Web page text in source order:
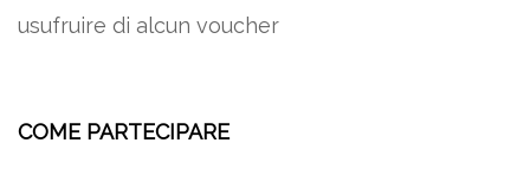
usufruire di alcun voucher
COME PARTECIPARE